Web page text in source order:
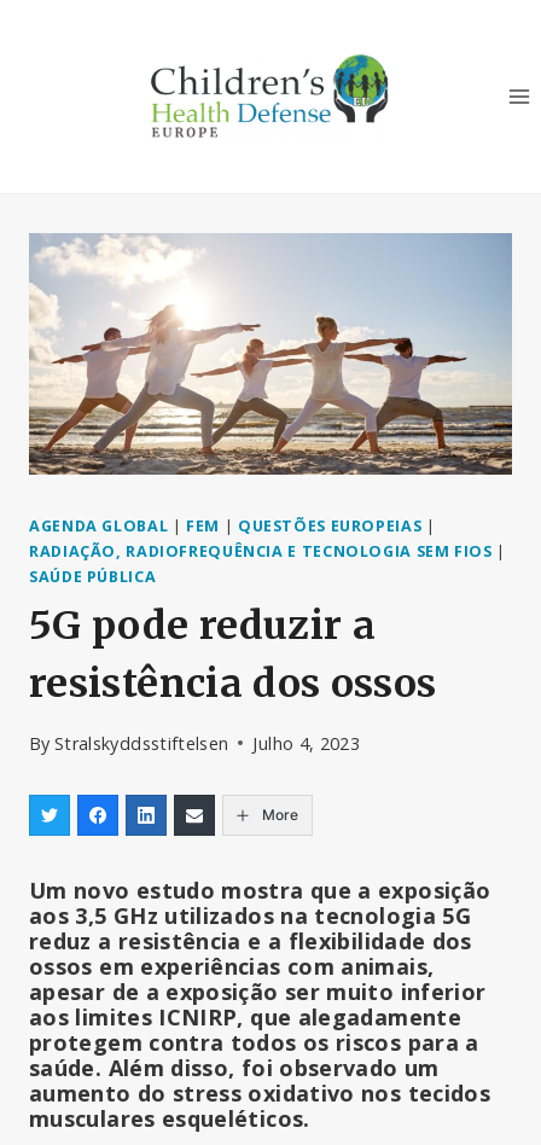
AGENDA GLOBAL | FEM | QUESTÕES EUROPEIAS |
RADIAÇÃO, RADIOFREQUÊNCIA E TECNOLOGIA SEM FIOS |
SAÚDE PÚBLICA
5G pode reduzir a
resistência dos ossos
By Stralskyddsstiftelsen Julho 4, 2023
More
Um novo estudo mostra que a exposição
aos 3,5 GHz utilizados na tecnologia 5G
reduz a resistência e a flexibilidade dos
ossos em experiências com animais,
apesar de a exposição ser muito inferior
aos limites ICNIRP, que alegadamente
protegem contra todos os riscos para a
saúde. Além disso, foi observado um
aumento do stress oxidativo nos tecidos
musculares esqueléticos.